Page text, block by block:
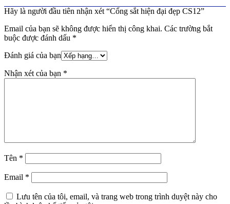
Hãy là người đầu tiên nhận xét “Cổng sắt hiện đại đẹp CS12”
Email của bạn sẽ không được hiển thị công khai. Các trường bắt
buộc được đánh dấu *
Đánh giá của bạn
Nhận xét của bạn *
Tên *
Email *
Lưu tên của tôi, email, và trang web trong trình duyệt này cho